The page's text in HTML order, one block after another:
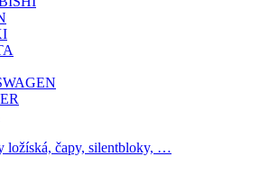
ložíská, čapy, silentbloky, …